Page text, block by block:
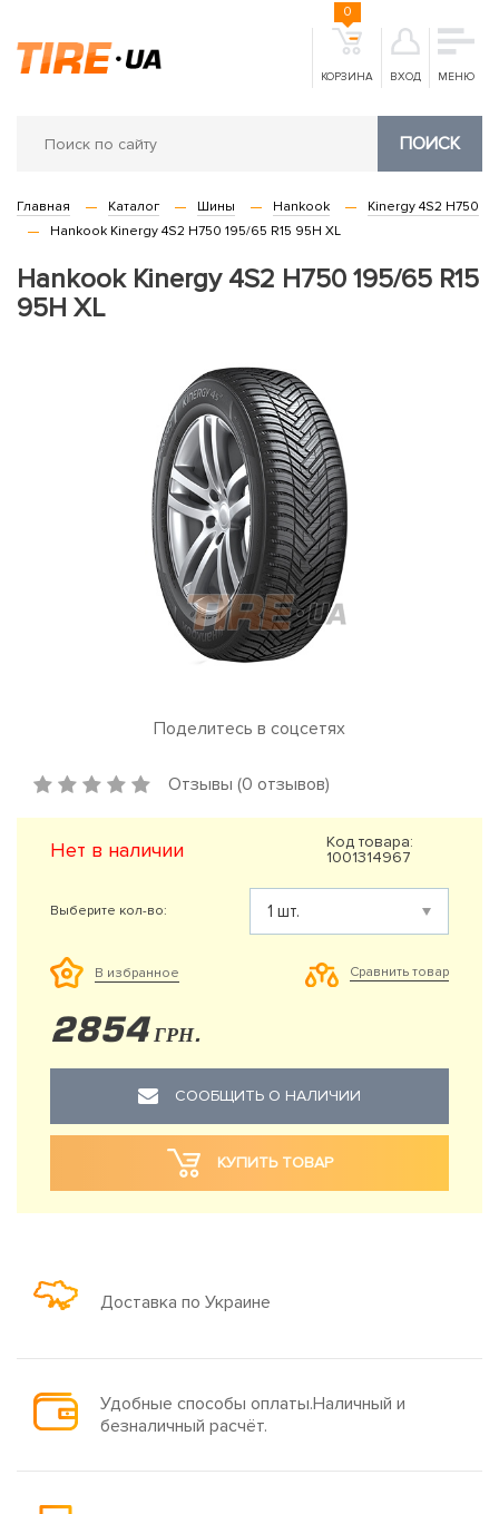
КОРЗИНА
0
ВХОД МЕНЮ
ПОИСК
Главная Каталог Шины Hankook
Kinergy 4S2 H750
Hankook Kinergy 4S2 H750 195/65 R15 95H XL
Hankook Kinergy 4S2 H750 195/65 R15
95H XL
Поделитесь в соцсетях
Отзывы (0 отзывов)
Нет в наличии
Код товара:
1001314967
Выберите кол-во:
В избранное Сравнить товар
2854 ГРН.
СООБЩИТЬ О НАЛИЧИИ
КУПИТЬ ТОВАР
Доставка по Украине
Удобные способы оплаты.Наличный и
безналичный расчёт.